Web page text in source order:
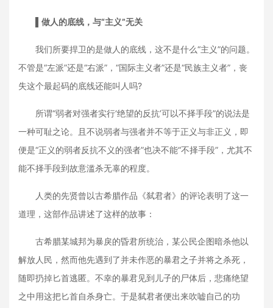
做人的底线，与“主义”无关
我们所要捍卫的是做人的底线，这不是什么“主义”的问题。
不管是“左派”还是“右派”，“国际主义者”还是“民族主义者”，丧
失这个最起码的底线还能叫人吗?
所谓“弱者对强者实行‘绝望的反抗’可以不择手段”的说法是
一种可耻之论。且不说弱者与强者并不等于正义与非正义，即
便是“正义的弱者反抗不义的强者”也决不能“不择手段”，尤其不
能不择手段到故意滥杀无辜的程度。
人类的先贤曾以古希腊作品《弑君者》的评论表明了这一
道理，这部作品讲述了这样的故事：
古希腊某城邦为暴戾的昏君所统治，某公民企图暗杀他以
解放人民，然而他先遇到了并未作恶的暴君之子并将之杀死，
随即扔掉匕首逃匿。不幸的暴君见到儿子的尸体后，悲痛绝望
之中用这把匕首自杀身亡。于是弑君者便出来吹嘘自己的功